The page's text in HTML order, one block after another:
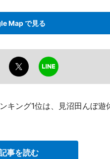
Map で見る
ング1位は、見沼田んぼ遊
事を読む